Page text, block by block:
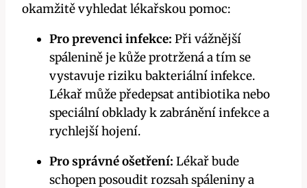
okamžitě vyhledat lékařskou pomoc:
Pro prevenci infekce: Při vážnější
spálenině je kůže protržená a tím se
vystavuje riziku bakteriální infekce.
Lékař může předepsat antibiotika nebo
speciální obklady k zabránění infekce a
rychlejší hojení.
Pro správné ošetření: Lékař bude
schopen posoudit rozsah spáleniny a